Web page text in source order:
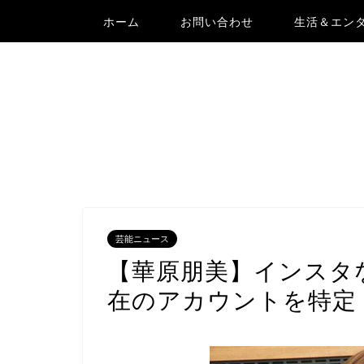
ホーム お問い合わせ 生活＆エン
芸能ニュース
【華原朋美】インス
在のアカウントを特定